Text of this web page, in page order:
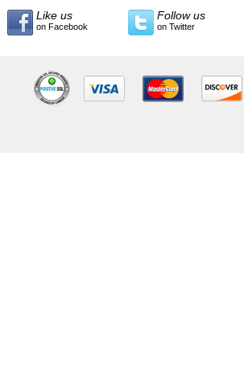
Like us
on Facebook
Follow us
on Twitter